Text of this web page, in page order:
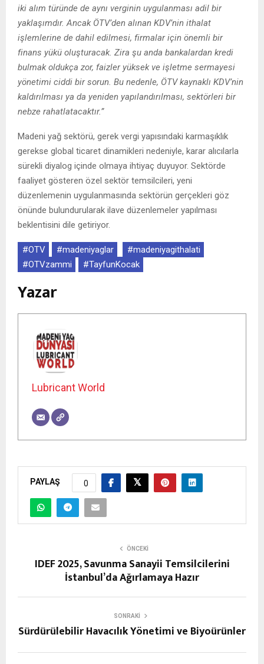
iki alım türünde de aynı verginin uygulanması adil bir
yaklaşımdır. Ancak ÖTV’den alınan KDV’nin ithalat
işlemlerine de dahil edilmesi, firmalar için önemli bir
finans yükü oluşturacak. Zira şu anda bankalardan kredi
bulmak oldukça zor, faizler yüksek ve işletme sermayesi
yönetimi ciddi bir sorun. Bu nedenle, ÖTV kaynaklı KDV’nin
kaldırılması ya da yeniden yapılandırılması, sektörleri bir
nebze rahatlatacaktır.”
Madeni yağ sektörü, gerek vergi yapısındaki karmaşıklık
gerekse global ticaret dinamikleri nedeniyle, karar alıcılarla
sürekli diyalog içinde olmaya ihtiyaç duyuyor. Sektörde
faaliyet gösteren özel sektör temsilcileri, yeni
düzenlemenin uygulanmasında sektörün gerçekleri göz
önünde bulundurularak ilave düzenlemeler yapılması
beklentisini dile getiriyor.
#OTV #madeniyaglar
#madeniyagithalati
#OTVzammi
#TayfunKocak
Yazar
Lubricant World
PAYLAŞ 0
ÖNCEKI
IDEF 2025, Savunma Sanayii Temsilcilerini
İstanbul’da Ağırlamaya Hazır
SONRAKI
Sürdürülebilir Havacılık Yönetimi ve Biyoürünler